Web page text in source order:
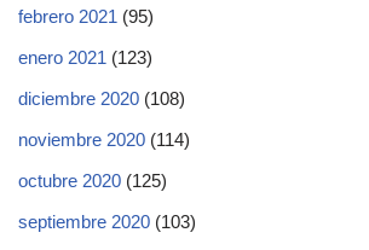
febrero 2021 (95)
enero 2021 (123)
diciembre 2020 (108)
noviembre 2020 (114)
octubre 2020 (125)
septiembre 2020 (103)